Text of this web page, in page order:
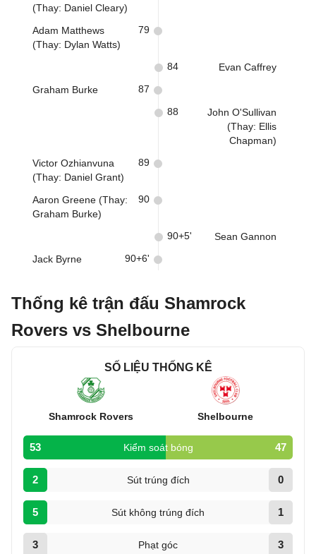
(Thay: Daniel Cleary)
Adam Matthews
(Thay: Dylan Watts)
79
Evan Caffrey
84
Graham Burke 87
John O'Sullivan
(Thay: Ellis
Chapman)
88
Victor Ozhianvuna
(Thay: Daniel Grant)
89
Aaron Greene (Thay:
Graham Burke)
90
Sean Gannon
90+5'
Jack Byrne 90+6'
Thống kê trận đấu Shamrock
Rovers vs Shelbourne
SỐ LIỆU THỐNG KÊ
Shamrock Rovers Shelbourne
53 Kiểm soát bóng 47
2 Sút trúng đích 0
5 Sút không trúng đích 1
3 Phạt góc 3